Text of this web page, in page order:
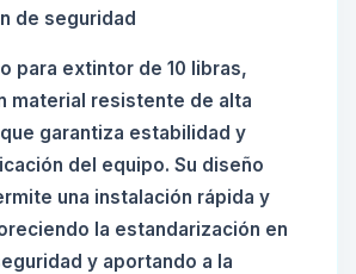
de seguridad
para extintor de 10 libras,
material resistente de alta
garantiza estabilidad y
del equipo. Su diseño
una instalación rápida y
la estandarización en
y aportando a la